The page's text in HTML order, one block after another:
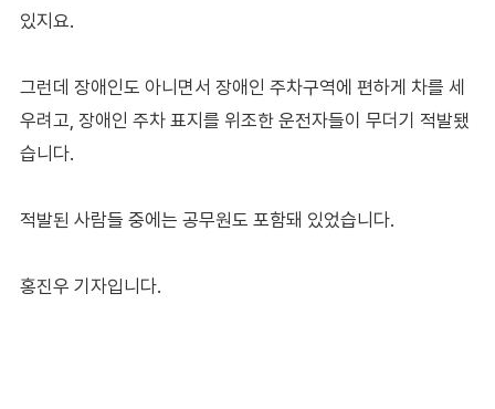
있지요.
그런데 장애인도 아니면서 장애인 주차구역에 편하게 차를 세
우려고, 장애인 주차 표지를 위조한 운전자들이 무더기 적발됐
습니다.
적발된 사람들 중에는 공무원도 포함돼 있었습니다.
홍진우 기자입니다.